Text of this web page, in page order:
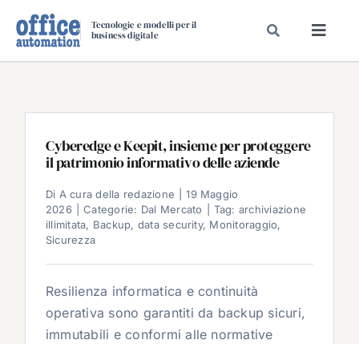
Tecnologie e modelli per il
business digitale
DAL MERCATO
CARRIERE
VIDEO
Cyberedge e Keepit, insieme per proteggere
il patrimonio informativo delle aziende
Di A cura della redazione
19 Maggio
2026
Categorie: Dal Mercato Tag: archiviazione
illimitata, Backup, data security, Monitoraggio,
Sicurezza
Resilienza informatica e continuità
operativa sono garantiti da backup sicuri,
immutabili e conformi alle normative